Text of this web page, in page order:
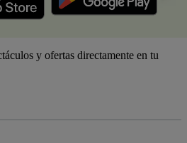
y ofertas directamente en tu